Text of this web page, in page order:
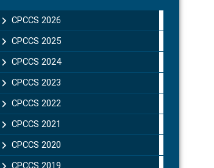
Sidebar
CPCCS 2026
CPCCS 2025
CPCCS 2024
CPCCS 2023
CPCCS 2022
CPCCS 2021
CPCCS 2020
CPCCS 2019 .